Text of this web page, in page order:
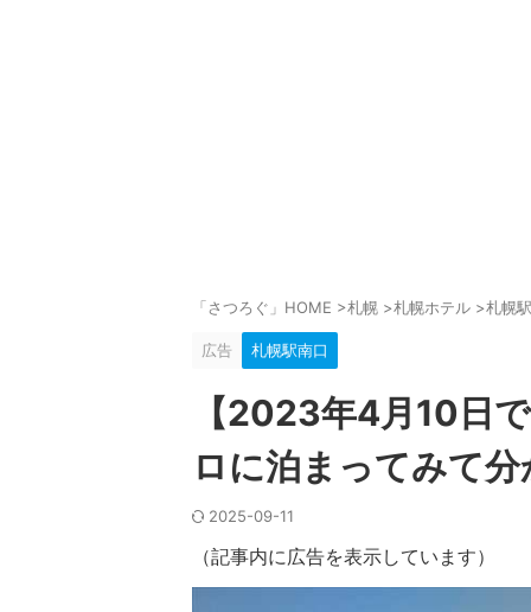
「さつろぐ」HOME >札幌 >札幌ホテル >札幌
広告 札幌駅南口
【2023年4月10日
ロに泊まってみて
2025-09-11
（記事内に広告を表示しています）